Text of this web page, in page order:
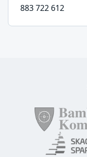
883 722 612